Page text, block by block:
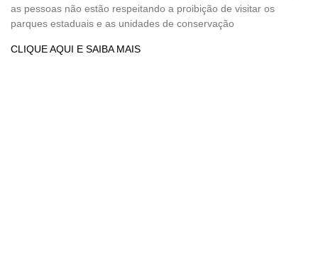
as pessoas não estão respeitando a proibição de visitar os
parques estaduais e as unidades de conservação
CLIQUE AQUI E SAIBA MAIS